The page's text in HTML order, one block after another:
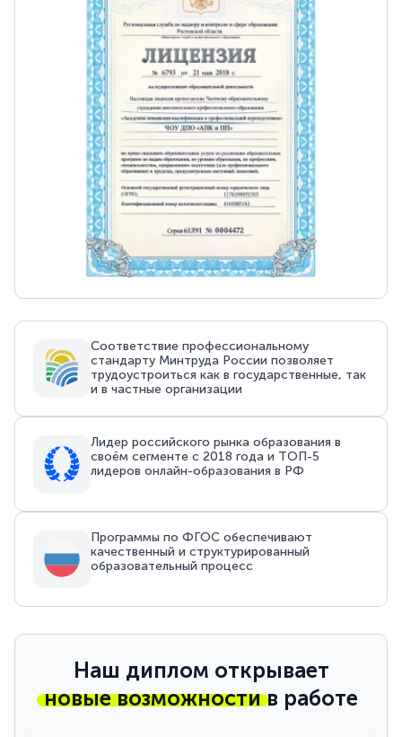
Соответствие профессиональному
стандарту Минтруда России позволяет
трудоустроиться как в государственные, так
и в частные организации
Лидер российского рынка образования в
своём сегменте с 2018 года и ТОП-5
лидеров онлайн-образования в РФ
Программы по ФГОС обеспечивают
качественный и структурированный
образовательный процесс
Наш диплом открывает
новые возможностив работе